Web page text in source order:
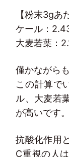
【粉末3gあ
ケール：
大麦若葉：
僅かながら
この計算で
ル、大麦若
が高いです。
抗酸化作用
C重視の人